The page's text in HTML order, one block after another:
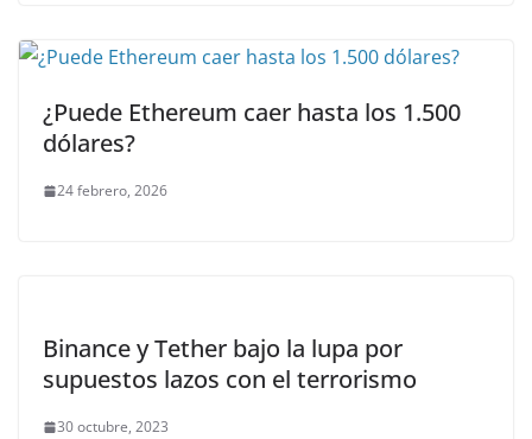
¿Puede Ethereum caer hasta los 1.500
dólares?
24 febrero, 2026
Binance y Tether bajo la lupa por
supuestos lazos con el terrorismo
30 octubre, 2023